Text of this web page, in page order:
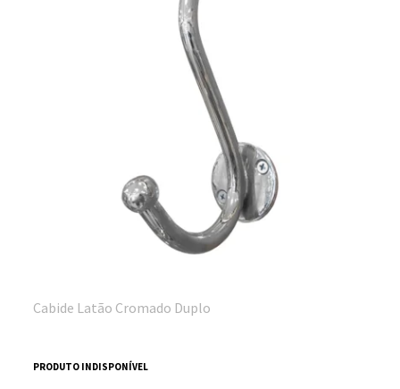
Cabide Latão Cromado Duplo
PRODUTO INDISPONÍVEL